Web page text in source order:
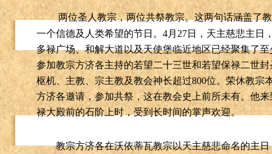
两位圣人教宗，两位共祭教宗。这两句话涵盖了
一个信德及人类希望的节日。4月 27日，天主慈悲主日
多禄广场、和解大道以及天使堡临近地区已经聚集了至
参加教宗方济各主持的若望二十三世和若望保禄二世
枢机、主教、宗主教及教会神长超过800位。荣休教宗
方济各邀请，参加共祭，这在教会史上前所未有。他
禄大殿前的石阶上时，受到长时间的掌声欢迎。
教宗方济各在沃依蒂瓦教宗以天主慈悲命名的主